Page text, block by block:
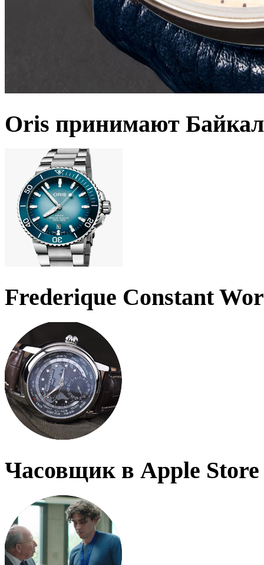
Oris принимают
Frederique Constant
Часовщик в Apple Store